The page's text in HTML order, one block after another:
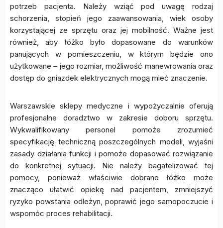
potrzeb pacjenta. Należy wziąć pod uwagę rodzaj
schorzenia, stopień jego zaawansowania, wiek osoby
korzystającej ze sprzętu oraz jej mobilność. Ważne jest
również, aby łóżko było dopasowane do warunków
panujących w pomieszczeniu, w którym będzie ono
użytkowane – jego rozmiar, możliwość manewrowania oraz
dostęp do gniazdek elektrycznych mogą mieć znaczenie.
Warszawskie sklepy medyczne i wypożyczalnie oferują
profesjonalne doradztwo w zakresie doboru sprzętu.
Wykwalifikowany personel pomoże zrozumieć
specyfikację techniczną poszczególnych modeli, wyjaśni
zasady działania funkcji i pomoże dopasować rozwiązanie
do konkretnej sytuacji. Nie należy bagatelizować tej
pomocy, ponieważ właściwie dobrane łóżko może
znacząco ułatwić opiekę nad pacjentem, zmniejszyć
ryzyko powstania odleżyn, poprawić jego samopoczucie i
wspomóc proces rehabilitacji.